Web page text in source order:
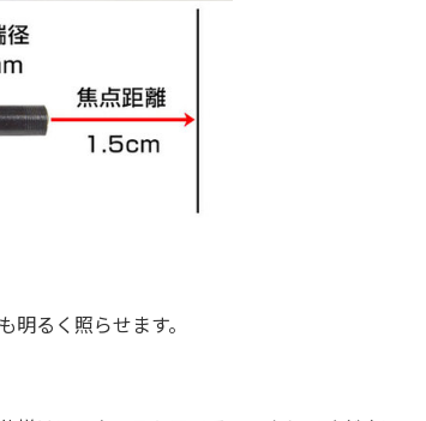
るく照らせます。